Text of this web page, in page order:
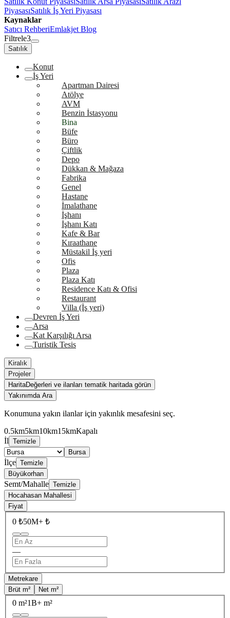
PiyasasıSatılık İş Yeri Piyasası
Kaynaklar
Satıcı RehberiEmlakjet Blog
Filtrele3
Satılık
Konut
İş Yeri
Apartman Dairesi
Atölye
AVM
Benzin İstasyonu
Bina
Büfe
Büro
Çiftlik
Depo
Dükkan & Mağaza
Fabrika
Genel
Hastane
İmalathane
İşhanı
İşhanı Katı
Kafe & Bar
Kıraathane
Müstakil İş yeri
Ofis
Plaza
Plaza Katı
Residence Katı & Ofisi
Restaurant
Villa (İş yeri)
Devren İş Yeri
Arsa
Kat Karşılığı Arsa
Turistik Tesis
Kiralık
Projeler
HaritaDeğerleri ve ilanları tematik haritada görün
Yakınımda Ara
Konumuna yakın ilanlar için yakınlık mesafesini seç.
0.5km5km10km15kmKapalı
İl Temizle
Bursa
İlçe Temizle
Büyükorhan
Semt/Mahalle Temizle
Hocahasan Mahallesi
Fiyat
0 ₺50M+ ₺
—
Metrekare
Brüt m²
Net m²
0 m²1B+ m²